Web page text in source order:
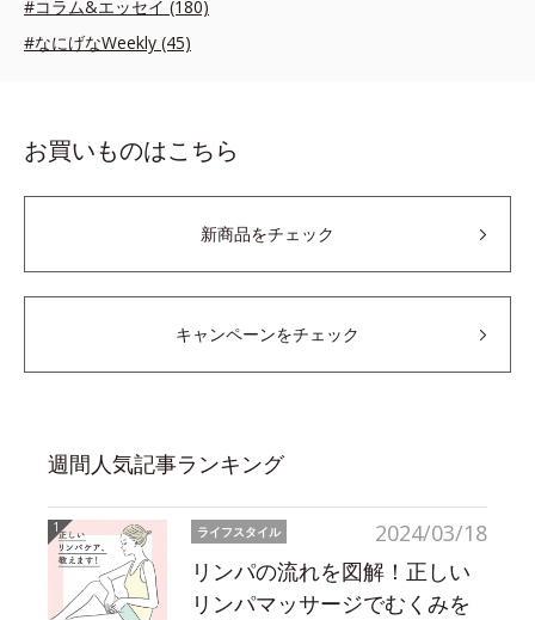
#コラム&エッセイ (180)
#なにげなWeekly (45)
お買いものはこちら
新商品をチェック
キャンペーンをチェック
週間人気記事ランキング
2024/03/18
ライフスタイル
リンパの流れを図解！正しい
リンパマッサージでむくみを